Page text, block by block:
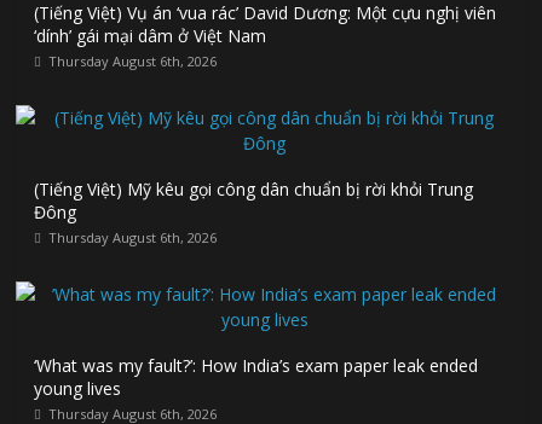
(Tiếng Việt) Vụ án ‘vua rác’ David Dương: Một cựu nghị viên
‘dính’ gái mại dâm ở Việt Nam
Thursday August 6th, 2026
(Tiếng Việt) Mỹ kêu gọi công dân chuẩn bị rời khỏi Trung
Đông
Thursday August 6th, 2026
‘What was my fault?’: How India’s exam paper leak ended
young lives
Thursday August 6th, 2026